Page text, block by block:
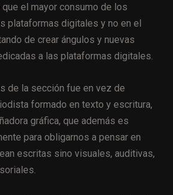
que el mayor consumo de los
plataformas digitales y no en el
de crear ángulos y nuevas
a las plataformas digitales.
de la sección fue en vez de
formado en texto y escritura,
gráfica, que además es
para obligarnos a pensar en
escritas sino visuales, auditivas,